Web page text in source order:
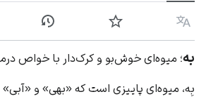
زبان پیگیری نمایش
به؛ میوه‌ای خوش‌بو و کرک‌دار با خواص
بِه، میوه‌ای پاییزی است که «بهی» و